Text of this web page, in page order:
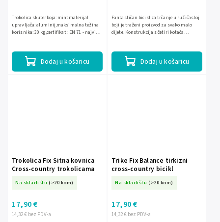
Dodaj u košaricu
Trokolica skuterboja: mintmaterijal
upravljača: aluminij,maksimalna težina
korisnika: 30 kg,certifikat : EN 71 - najviši
Dodaj u košaricu
Fantastičan bicikl za trčanje u ružičastoj
boji je traženi proizvod za svako malo
dijete. Konstrukcija s četiri kotača
Trokolica Fix Sitna kovnica
Cross-country trokolicama
Na skladištu (>20 kom)
14,32 € bez PDV-a
17,90 €
Trike Fix Balance tirkizni
cross-country bicikl
Na skladištu (>20 kom)
14,32 € bez PDV-a
17,90 €